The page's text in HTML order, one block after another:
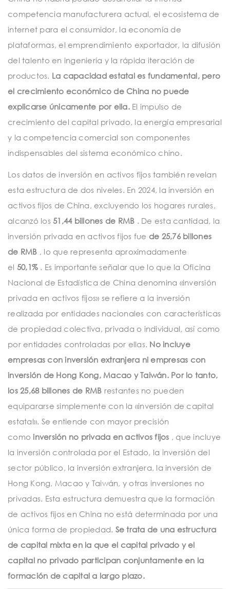
competencia manufacturera actual, el ecosistema de
internet para el consumidor, la economía de
plataformas, el emprendimiento exportador, la difusión
del talento en ingeniería y la rápida iteración de
productos. La capacidad estatal es fundamental, pero
el crecimiento económico de China no puede
explicarse únicamente por ella. El impulso de
crecimiento del capital privado, la energía empresarial
y la competencia comercial son componentes
indispensables del sistema económico chino.
Los datos de inversión en activos fijos también revelan
esta estructura de dos niveles. En 2024, la inversión en
activos fijos de China, excluyendo los hogares rurales,
alcanzó los 51,44 billones de RMB
. De esta cantidad, la
inversión privada en activos fijos fue de 25,76 billones
de RMB
, lo que representa aproximadamente
el 50,1%
. Es importante señalar que lo que la Oficina
Nacional de Estadística de China denomina «inversión
privada en activos fijos» se refiere a la inversión
realizada por entidades nacionales con características
de propiedad colectiva, privada o individual, así como
por entidades controladas por ellas. No incluye
empresas con inversión extranjera ni empresas con
inversión de Hong Kong, Macao y Taiwán. Por lo tanto,
los 25,68 billones de RMB restantes no pueden
equipararse simplemente con la «inversión de capital
estatal». Se entiende con mayor precisión
comoinversión no privada en activos fijos
, que incluye
la inversión controlada por el Estado, la inversión del
sector público, la inversión extranjera, la inversión de
Hong Kong, Macao y Taiwán, y otras inversiones no
privadas. Esta estructura demuestra que la formación
de activos fijos en China no está determinada por una
única forma de propiedad. Se trata de una estructura
de capital mixta en la que el capital privado y el
capital no privado participan conjuntamente en la
formación de capital a largo plazo.